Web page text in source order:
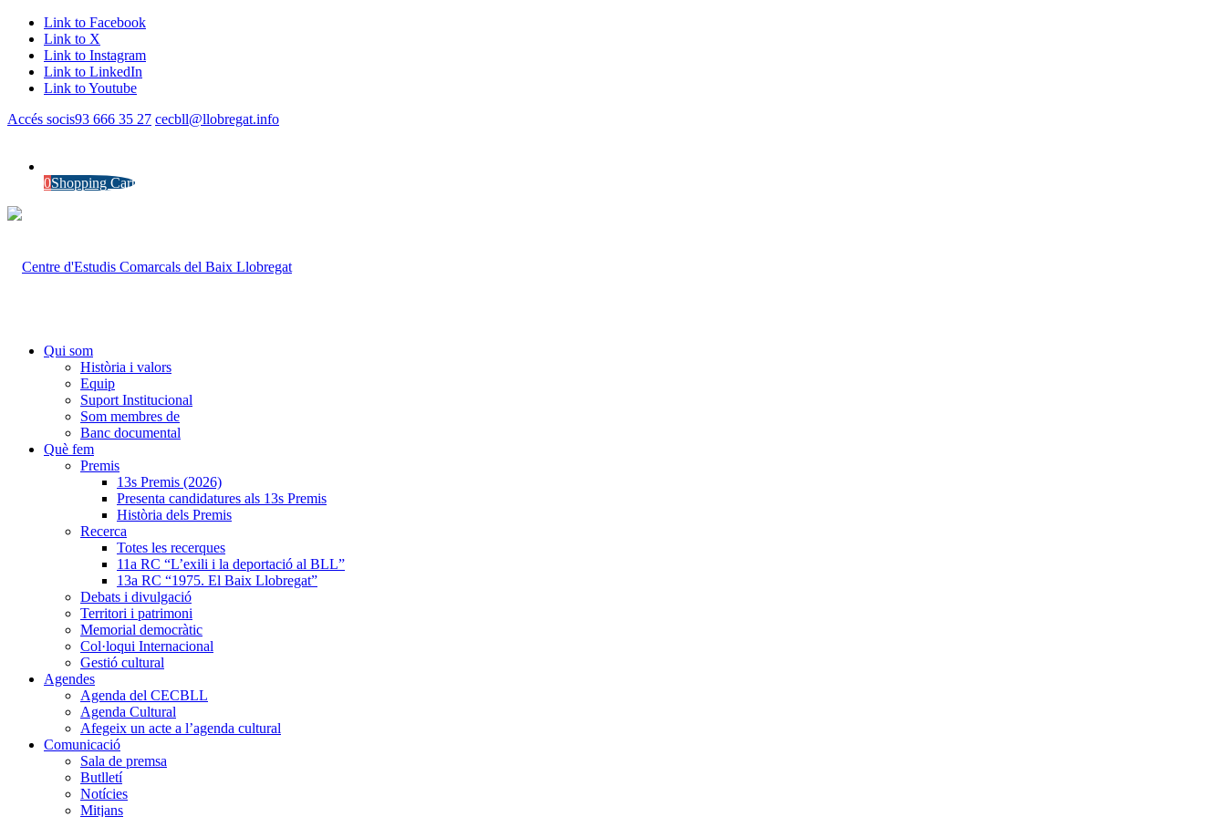
Link to Facebook
Link to X
Link to Instagram
Link to LinkedIn
Link to Youtube
Accés socis93 666 35 27 cecbll@llobregat.info
0Shopping Cart
Qui som
Història i valors
Equip
Suport Institucional
Som membres de
Banc documental
Què fem
Premis
13s Premis (2026)
Presenta candidatures als 13s Premis
Història dels Premis
Recerca
Totes les recerques
11a RC “L’exili i la deportació al BLL”
13a RC “1975. El Baix Llobregat”
Debats i divulgació
Territori i patrimoni
Memorial democràtic
Col·loqui Internacional
Gestió cultural
Agendes
Agenda del CECBLL
Agenda Cultural
Afegeix un acte a l’agenda cultural
Comunicació
Sala de premsa
Butlletí
Notícies
Mitjans